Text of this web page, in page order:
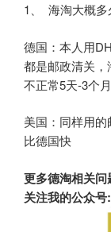
1、 海淘大概多
德国：本人用
都是邮政清关，
不正常5天-3个
美国：同样用
比德国快
更多德淘相关
关注我的公众